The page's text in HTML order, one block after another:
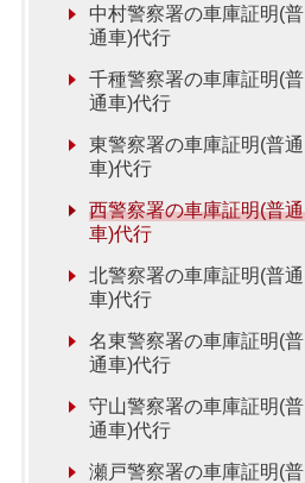
中村警察署の車庫証明(普
通車)代行
千種警察署の車庫証明(普
通車)代行
東警察署の車庫証明(普通
車)代行
西警察署の車庫証明(普通
車)代行
北警察署の車庫証明(普通
車)代行
名東警察署の車庫証明(普
通車)代行
守山警察署の車庫証明(普
通車)代行
瀬戸警察署の車庫証明(普